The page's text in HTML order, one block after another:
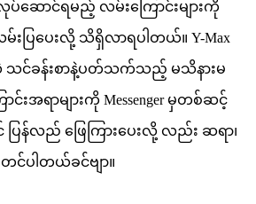
ောင်ရမည့် လမ်းကြောင်းများကို
ပြပေးလို့ သိရှိလာရပါတယ်။ Y-Max
လဲ သင်ခန်းစာနဲ့ပတ်သက်သည့် မသိနားမ
အရာများကို Messenger မှတစ်ဆင့်
ပြန်လည် ဖြေကြားပေးလို့ လည်း ဆရာ၊
င်ပါတယ်ခင်ဗျာ။